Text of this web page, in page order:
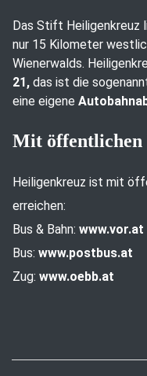
Das Stift Heiligenkreuz
nur 15 Kilometer
Wienerwalds.
21, das ist die
eine eigene
Mit öffentlichen
Heiligenkreuz ist mit
erreichen:
Bus & Bahn: www.vor.at
Bus: www.postbus.at
Zug: www.oebb.at